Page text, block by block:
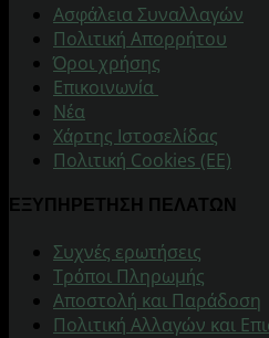
Aσφάλεια Συναλλαγών
Πολιτική Απορρήτου
Όροι χρήσης
Επικοινωνία
Νέα
Χάρτης Ιστοσελίδας
Πολιτική Cookies (ΕΕ)
ΕΞΥΠΗΡΕΤΗΣΗ ΠΕΛΑΤΩΝ
Συχνές ερωτήσεις
Τρόποι Πληρωμής
Αποστολή και Παράδοση
Πολιτική Αλλαγών και